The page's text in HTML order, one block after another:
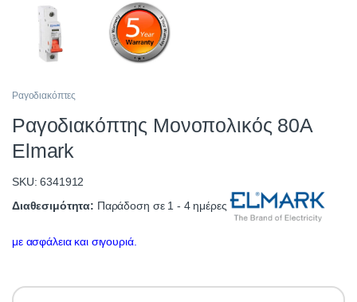
Ραγοδιακόπτες
Ραγοδιακόπτης Μονοπολικός 80A
Elmark
SKU: 6341912
Διαθεσιμότητα: Παράδοση σε 1 - 4 ημέρες
με ασφάλεια και σιγουριά.